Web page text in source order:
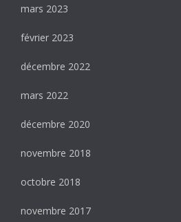
mars 2023
février 2023
décembre 2022
mars 2022
décembre 2020
novembre 2018
octobre 2018
novembre 2017